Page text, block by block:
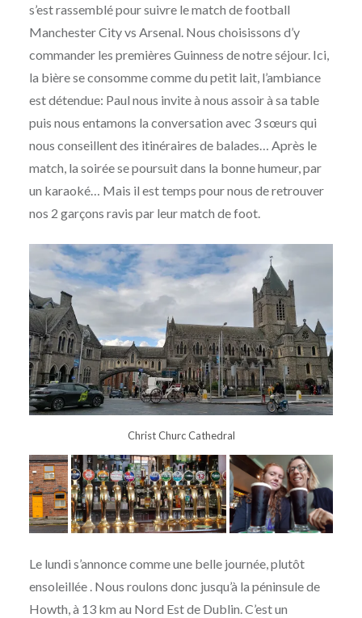
s’est rassemblé pour suivre le match de football
Manchester City vs Arsenal. Nous choisissons d’y
commander les premières Guinness de notre séjour. Ici,
la bière se consomme comme du petit lait, l’ambiance
est détendue: Paul nous invite à nous assoir à sa table
puis nous entamons la conversation avec 3 sœurs qui
nous conseillent des itinéraires de balades… Après le
match, la soirée se poursuit dans la bonne humeur, par
un karaoké… Mais il est temps pour nous de retrouver
nos 2 garçons ravis par leur match de foot.
Christ Churc Cathedral
Le lundi s’annonce comme une belle journée, plutôt
ensoleillée . Nous roulons donc jusqu’à la péninsule de
Howth, à 13 km au Nord Est de Dublin. C’est un